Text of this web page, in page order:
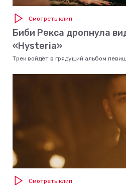
Смотреть клип
Биби Рекса дропнула
«Hysteria»
Трек войдёт в грядущий альбом
Смотреть клип